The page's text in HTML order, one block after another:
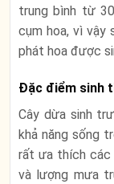
trung bình từ
cụm hoa, vì vậy
phát hoa được
Đặc điểm sinh
Cây dừa sinh
khả năng sống
rất ưa thích các
và lượng mưa